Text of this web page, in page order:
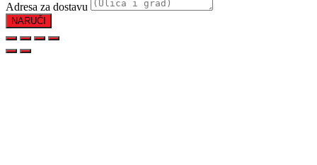
Adresa za dostavu
NARUČI